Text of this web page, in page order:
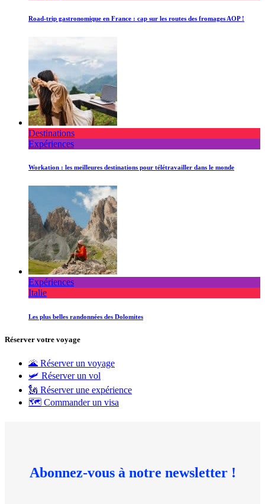
Road-trip gastronomique en France : cap sur les routes des fromages AOP !
Destinations
Expériences
Workation : les meilleures destinations pour télétravailler dans le monde
Expériences
Italie
Les plus belles randonnées des Dolomites
Réserver votre voyage
🌋 Réserver un voyage
🛩 Réserver un vol
🗽 Réserver une expérience
🗺 Commander un visa
Abonnez-vous à notre newsletter !